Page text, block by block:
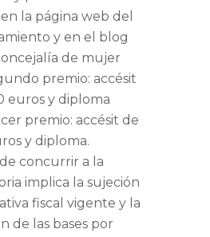
la página web del
y en el blog
de mujer
premio: accésit
euros y diploma
premio: accésit de
y diploma.
concurrir a la
implica la sujeción
fiscal vigente y la
de las bases por